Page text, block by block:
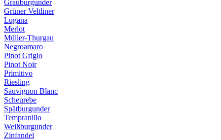
Grauburgunder
Grüner Veltliner
Lugana
Merlot
Müller-Thurgau
Negroamaro
Pinot Grigio
Pinot Noir
Primitivo
Riesling
Sauvignon Blanc
Scheurebe
Spätburgunder
Tempranillo
Weißburgunder
Zinfandel